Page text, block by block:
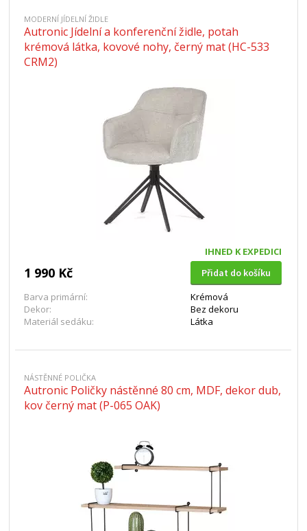
MODERNÍ JÍDELNÍ ŽIDLE
Autronic Jídelní a konferenční židle, potah
krémová látka, kovové nohy, černý mat (HC-533
CRM2)
IHNED K EXPEDICI
1 990 Kč
Přidat do košíku
Barva primární:
Krémová
Dekor:
Bez dekoru
Materiál sedáku:
Látka
NÁSTĚNNÉ POLIČKA
Autronic Poličky nástěnné 80 cm, MDF, dekor dub,
kov černý mat (P-065 OAK)